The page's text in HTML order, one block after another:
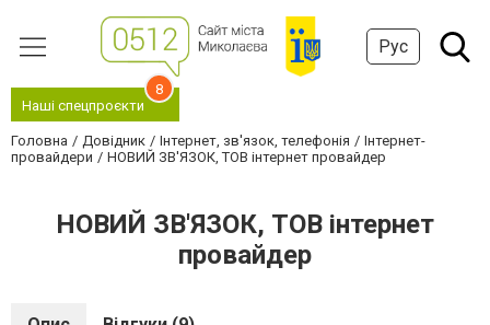
Рус
Наші спецпроєкти
8
Головна Довідник Інтернет, зв'язок, телефонія
Інтернет-
провайдери
НОВИЙ ЗВ'ЯЗОК, ТОВ інтернет провайдер
НОВИЙ ЗВ'ЯЗОК, ТОВ інтернет
провайдер